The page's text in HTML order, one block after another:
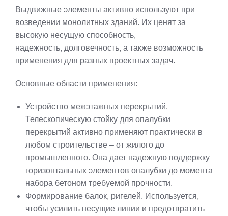
Выдвижные элементы активно используют при
возведении монолитных зданий. Их ценят за
высокую несущую способность,
надежность, долговечность, а также возможность
применения для разных проектных задач.
Основные области применения:
Устройство межэтажных перекрытий.
Телескопическую стойку для опалубки
перекрытий активно применяют практически в
любом строительстве – от жилого до
промышленного. Она дает надежную поддержку
горизонтальных элементов опалубки до момента
набора бетоном требуемой прочности.
Формирование балок, ригелей. Используется,
чтобы усилить несущие линии и предотвратить